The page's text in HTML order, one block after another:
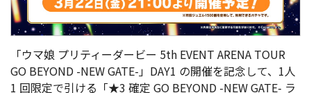
「ウマ娘 プリティーダービー 5th EVENT ARENA TOUR
GO BEYOND -NEW GATE-」DAY1 の開催を記念して、1人
1 回限定で引ける「★3 確定 GO BEYOND -NEW GATE- ラ